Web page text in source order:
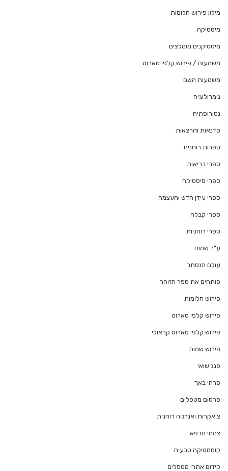
מילון פירוש חלומות
מיסטיקה
מיסטיקנים מומלצים
משמעות / פירוש קלפי טארוט
משמעות השם
נומרולוגיה
נטורופתיה
סדנאות והרצאות
ספרות רוחנית
ספרי בריאות
ספרי מיסטיקה
ספרי עידן חדש והעצמה
ספרי קבלה
ספרי רוחניות
ע"ב שמות
עולם הנסתר
פותחים את ספר הזוהר
פירוש חלומות
פירוש קלפי טארוט
פירוש קלפי טארוט קראולי
פירוש שמות
פנג שואי
פרחי באך
פרסום מטפלים
צ'אקרות ואנרגיה רוחנית
צמחי מרפא
קוסמטיקה טבעית
קידום אתרי מטפלים